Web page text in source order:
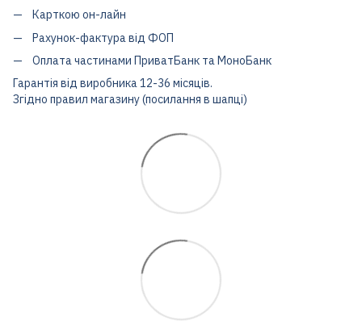
Карткою он-лайн
Рахунок-фактура від ФОП
Оплата частинами ПриватБанк та МоноБанк
Гарантія від виробника 12-36 місяців.
Згідно правил магазину (посилання в шапці)